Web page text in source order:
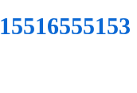
15516555153